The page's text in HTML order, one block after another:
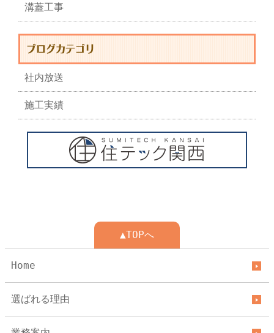
溝蓋工事
ブログカテゴリ
社内放送
施工実績
▲TOPへ
Home
選ばれる理由